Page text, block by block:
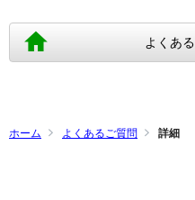
よくあ
ホーム よくあるご質問 詳細